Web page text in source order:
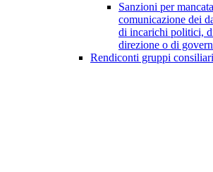
Sanzioni per
comunicazione dei
di incarichi politici,
direzione o di
Rendiconti gruppi